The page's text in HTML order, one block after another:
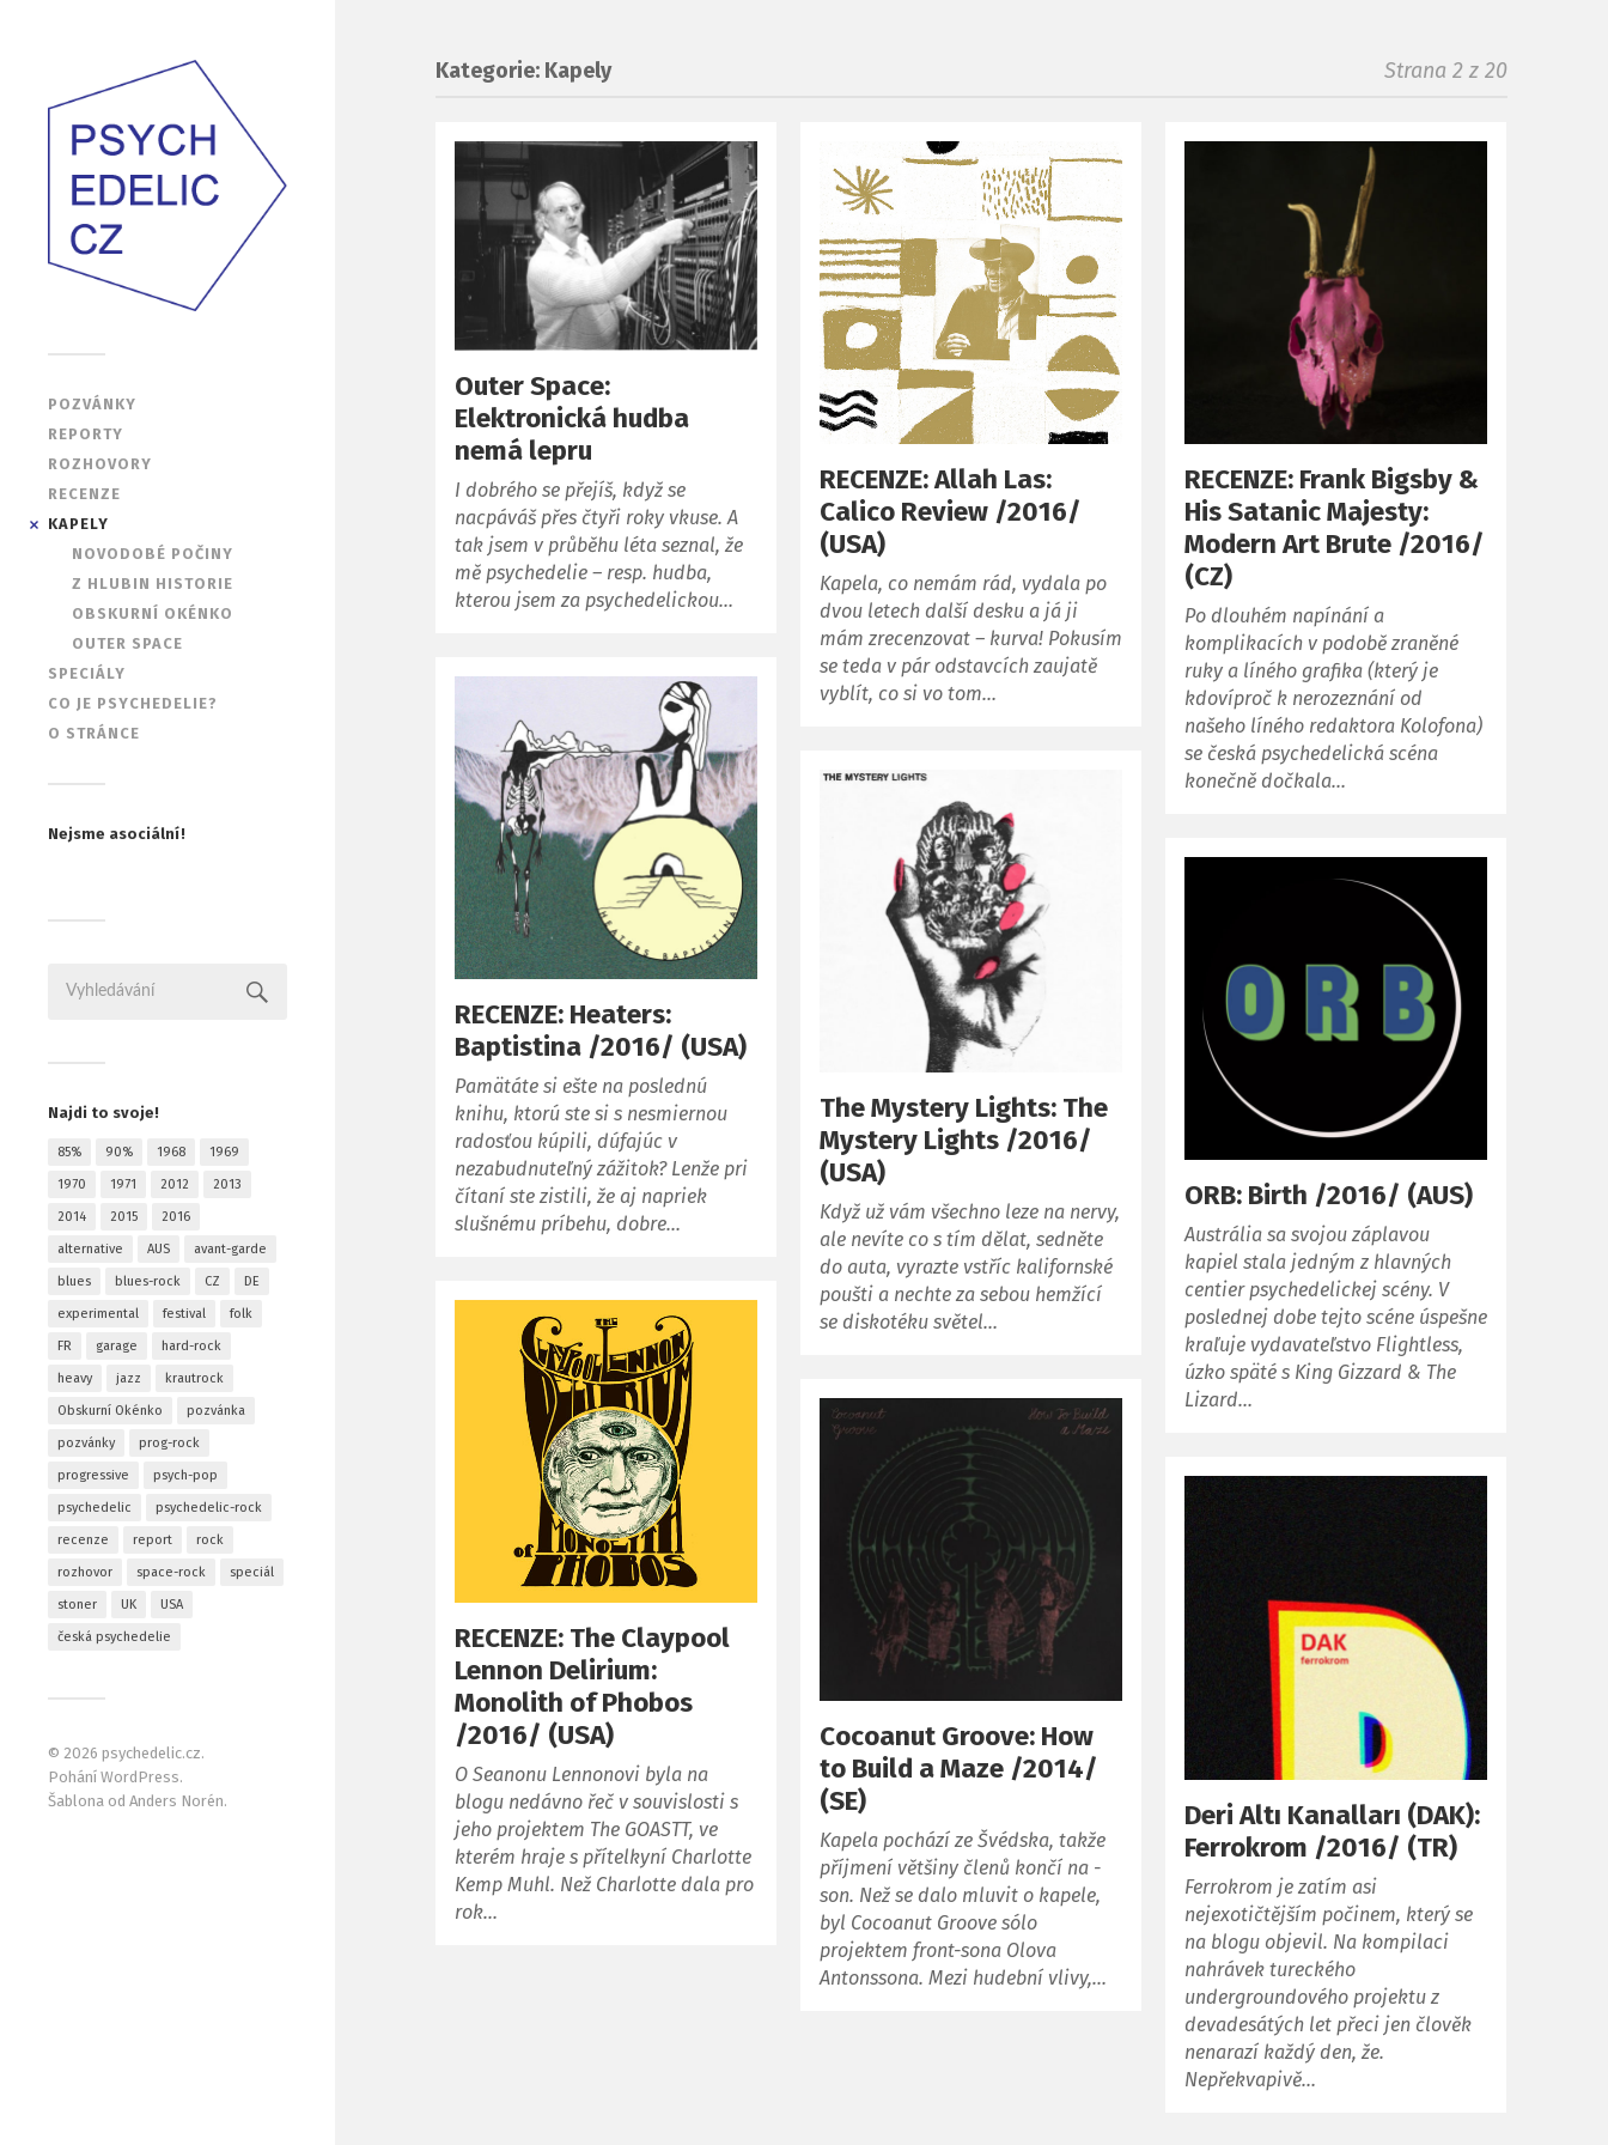
POZVÁNKY
REPORTY
ROZHOVORY
RECENZE
KAPELY
NOVODOBÉ POČINY
Z HLUBIN HISTORIE
OBSKURNÍ OKÉNKO
OUTER SPACE
SPECIÁLY
CO JE PSYCHEDELIE?
O STRÁNCE
Nejsme asociální!
Najdi to svoje!
85% 90% 1968 1969
1970 1971 2012 2013
2014 2015 2016
alternative AUS avant-garde
blues blues-rock CZ DE
experimental festival folk
FR garage hard-rock
heavy jazz krautrock
Obskurní Okénko pozvánka
pozvánky prog-rock
progressive psych-pop
psychedelic psychedelic-rock
recenze report rock
rozhovor space-rock speciál
stoner UK USA
česká psychedelie
© 2026 psychedelic.cz.
Pohání WordPress.
Šablona od Anders Norén.
Kategorie: Kapely Strana 2 z 20
Outer Space:
Elektronická hudba
nemá lepru
I dobrého se přejíš, když se
nacpáváš přes čtyři roky vkuse. A
tak jsem v průběhu léta seznal, že
mě psychedelie – resp. hudba,
kterou jsem za psychedelickou…
RECENZE: Allah Las:
Calico Review /2016/
(USA)
Kapela, co nemám rád, vydala po
dvou letech další desku a já ji
mám zrecenzovat – kurva! Pokusím
se teda v pár odstavcích zaujatě
vyblít, co si vo tom…
RECENZE: Frank Bigsby &
His Satanic Majesty:
Modern Art Brute /2016/
(CZ)
Po dlouhém napínání a
komplikacích v podobě zraněné
ruky a líného grafika (který je
kdovíproč k nerozeznání od
našeho líného redaktora Kolofona)
se česká psychedelická scéna
konečně dočkala…
RECENZE: Heaters:
Baptistina /2016/ (USA)
Pamätáte si ešte na poslednú
knihu, ktorú ste si s nesmiernou
radosťou kúpili, dúfajúc v
nezabudnuteľný zážitok? Lenže pri
čítaní ste zistili, že aj napriek
slušnému príbehu, dobre…
The Mystery Lights: The
Mystery Lights /2016/
(USA)
Když už vám všechno leze na nervy,
ale nevíte co s tím dělat, sedněte
do auta, vyrazte vstříc kalifornské
poušti a nechte za sebou hemžící
se diskotéku světel…
ORB: Birth /2016/ (AUS)
Austrália sa svojou záplavou
kapiel stala jedným z hlavných
centier psychedelickej scény. V
poslednej dobe tejto scéne úspešne
kraľuje vydavateľstvo Flightless,
úzko späté s King Gizzard & The
Lizard…
RECENZE: The Claypool
Lennon Delirium:
Monolith of Phobos
/2016/ (USA)
O Seanonu Lennonovi byla na
blogu nedávno řeč v souvislosti s
jeho projektem The GOASTT, ve
kterém hraje s přítelkyní Charlotte
Kemp Muhl. Než Charlotte dala pro
rok…
Cocoanut Groove: How
to Build a Maze /2014/
(SE)
Kapela pochází ze Švédska, takže
příjmení většiny členů končí na -
son. Než se dalo mluvit o kapele,
byl Cocoanut Groove sólo
projektem front-sona Olova
Antonssona. Mezi hudební vlivy,…
Deri Altı Kanalları (DAK):
Ferrokrom /2016/ (TR)
Ferrokrom je zatím asi
nejexotičtějším počinem, který se
na blogu objevil. Na kompilaci
nahrávek tureckého
undergroundového projektu z
devadesátých let přeci jen člověk
nenarazí každý den, že.
Nepřekvapivě…